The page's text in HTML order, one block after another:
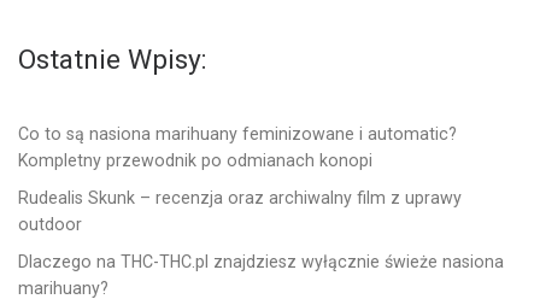
Ostatnie Wpisy:
Co to są nasiona marihuany feminizowane i automatic?
Kompletny przewodnik po odmianach konopi
Rudealis Skunk – recenzja oraz archiwalny film z uprawy
outdoor
Dlaczego na THC-THC.pl znajdziesz wyłącznie świeże nasiona
marihuany?